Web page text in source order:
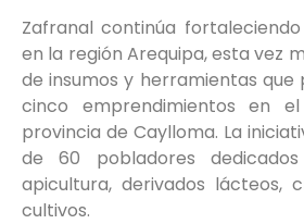
Zafranal continúa
en la región Arequipa, esta vez
de insumos y herramientas
cinco emprendimientos en
provincia de Caylloma. La
de 60 pobladores
apicultura, derivados lácteos,
cultivos.